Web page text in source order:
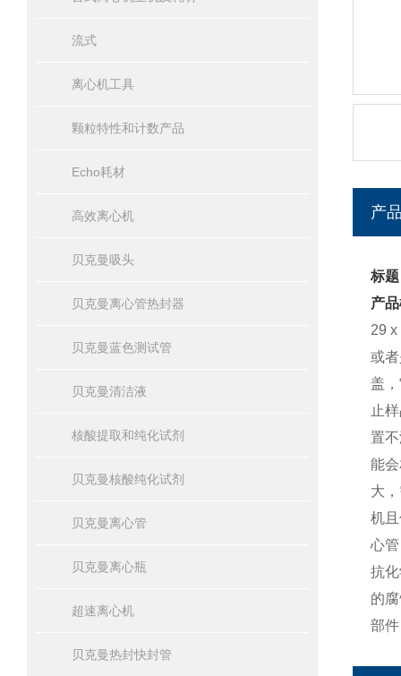
流式
离心机工具
颗粒特性和计数产品
Echo耗材
高效离心机
贝克曼吸头
贝克曼离心管热封器
贝克曼蓝色测试管
贝克曼清洁液
核酸提取和纯化试剂
贝克曼核酸纯化试剂
贝克曼离心管
贝克曼离心瓶
超速离心机
贝克曼热封快封管
产
标
产
29
或
盖
止
置
能
大
机
心
抗
的
部